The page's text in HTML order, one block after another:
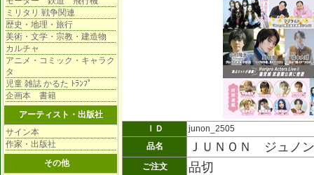
ミリタリ 戦争関連
歴史・地理・旅行
美術・文学・宗教・建造物
カルチャ
アニメ・コミック・キャラク
タ
児童 雑誌 かるた ﾄﾗﾝﾌﾟ
企画本 書籍
アーティスト・出版社
サイン本
作家・出版社
その他
ＩＤ
junon_2505
品名
ＪＵＮＯＮ ジュノ
ご注文 品切